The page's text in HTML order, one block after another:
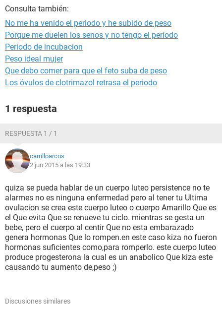
Consulta también:
No me ha venido el periodo y he subido de peso
Porque me duelen los senos y no tengo el período
Periodo de incubacion
Peso ideal mujer
Que debo comer para que el feto suba de peso
Los óvulos de clotrimazol retrasa el periodo
1 respuesta
RESPUESTA 1 / 1
carrilloarcos
2 jun 2015 a las 19:33
quiza se pueda hablar de un cuerpo luteo persistence no te
alarmes no es ninguna enfermedad pero al tener tu Ultima
ovulacion se crea este cuerpo luteo o cuerpo Amarillo Que es
el Que evita Que se renueve tu ciclo. mientras se gesta un
bebe, pero el cuerpo al centir Que no esta embarazado
genera hormonas Que lo rompen.en este caso kiza no fueron
hormonas suficientes como,para romperlo. este cuerpo luteo
produce progesterona la cual es un anabolico Que kiza este
causando tu aumento de,peso ;)
Discusiones similares